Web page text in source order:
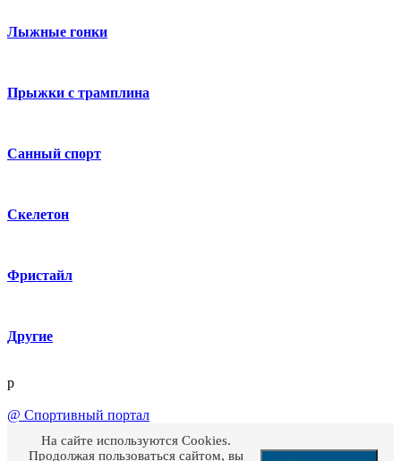
Лыжные гонки
Прыжки с трамплина
Санный спорт
Скелетон
Фристайл
Другие
p
@ Спортивный портал
На сайте используются Cookies.
Продолжая пользоваться сайтом, вы